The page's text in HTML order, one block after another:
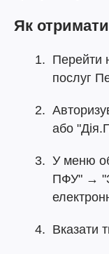
Як
Перейти
послуг
або
У меню
ПФУ" →
Вказати